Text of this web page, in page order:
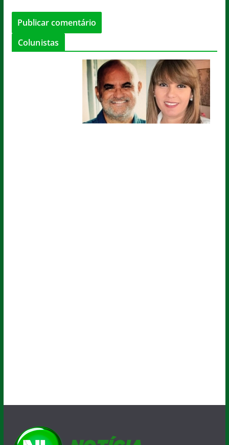
Colunistas